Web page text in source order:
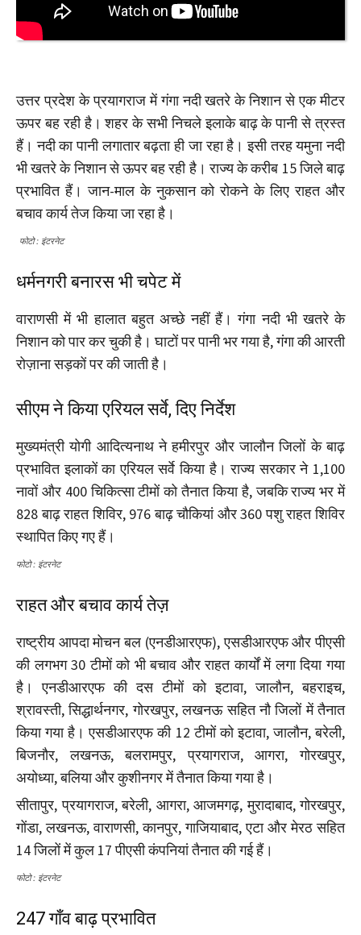
उत्तर प्रदेश के प्रयागराज में गंगा नदी खतरे के निशान से एक मीटर
ऊपर बह रही है। शहर के सभी निचले इलाके बाढ़ के पानी से त्रस्त
हैं। नदी का पानी लगातार बढ़ता ही जा रहा है। इसी तरह यमुना नदी
भी खतरे के निशान से ऊपर बह रही है। राज्य के करीब 15 जिले बाढ़
प्रभावित हैं। जान-माल के नुकसान को रोकने के लिए राहत और
बचाव कार्य तेज किया जा रहा है।
फोटो : इंटरनेट
धर्मनगरी बनारस भी चपेट में
वाराणसी में भी हालात बहुत अच्छे नहीं हैं। गंगा नदी भी खतरे के
निशान को पार कर चुकी है। घाटों पर पानी भर गया है, गंगा की आरती
रोज़ाना सड़कों पर की जाती है।
सीएम ने किया एरियल सर्वे, दिए निर्देश
मुख्यमंत्री योगी आदित्यनाथ ने हमीरपुर और जालौन जिलों के बाढ़
प्रभावित इलाकों का एरियल सर्वे किया है। राज्य सरकार ने 1,100
नावों और 400 चिकित्सा टीमों को तैनात किया है, जबकि राज्य भर में
828 बाढ़ राहत शिविर, 976 बाढ़ चौकियां और 360 पशु राहत शिविर
स्थापित किए गए हैं।
फोटो : इंटरनेट
राहत और बचाव कार्य तेज़
राष्ट्रीय आपदा मोचन बल (एनडीआरएफ), एसडीआरएफ और पीएसी
की लगभग 30 टीमों को भी बचाव और राहत कार्यों में लगा दिया गया
है। एनडीआरएफ की दस टीमों को इटावा, जालौन, बहराइच,
श्रावस्ती, सिद्धार्थनगर, गोरखपुर, लखनऊ सहित नौ जिलों में तैनात
किया गया है। एसडीआरएफ की 12 टीमों को इटावा, जालौन, बरेली,
बिजनौर, लखनऊ, बलरामपुर, प्रयागराज, आगरा, गोरखपुर,
अयोध्या, बलिया और कुशीनगर में तैनात किया गया है।
सीतापुर, प्रयागराज, बरेली, आगरा, आजमगढ़, मुरादाबाद, गोरखपुर,
गोंडा, लखनऊ, वाराणसी, कानपुर, गाजियाबाद, एटा और मेरठ सहित
14 जिलों में कुल 17 पीएसी कंपनियां तैनात की गई हैं।
फोटो : इंटरनेट
247 गाँव बाढ़ प्रभावित